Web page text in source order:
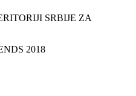
SRBIJE ZA
2018